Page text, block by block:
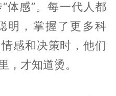
体感”。每一代人都
明，掌握了更多科
感和决策时，他们
，才知道烫。